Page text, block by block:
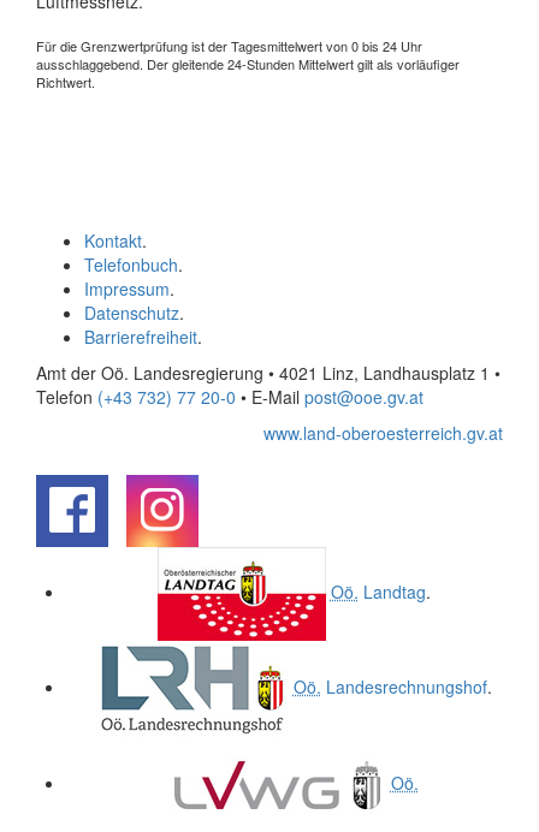
Für die Grenzwertprüfung ist der Tagesmittelwert von 0 bis 24 Uhr
ausschlaggebend. Der gleitende 24-Stunden Mittelwert gilt als vorläufiger
Richtwert.
Kontakt.
Telefonbuch.
Impressum.
Datenschutz.
Barrierefreiheit.
Amt der Oö. Landesregierung • 4021 Linz, Landhausplatz 1 •
Telefon (+43 732) 77 20-0 • E-Mail post@ooe.gv.at
www.land-oberoesterreich.gv.at
Oö. Landtag.
Oö. Landesrechnungshof.
Oö.